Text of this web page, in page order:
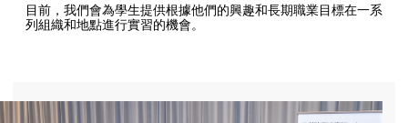
目前，我們會為學生提供根據他們的興趣和長期職業目標在一系
列組織和地點進行實習的機會。